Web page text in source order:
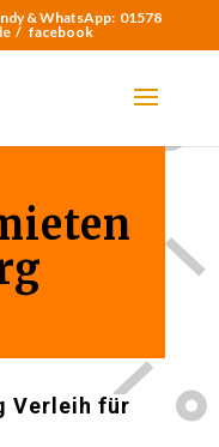
& WhatsApp: 01578
/ facebook
Verleih für